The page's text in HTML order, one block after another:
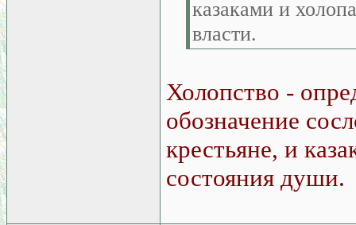
казаками и
власти.
Холопство -
обозначение
крестьяне, и
состояния души.